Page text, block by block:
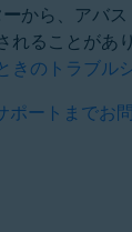
から、アバ
ることがあ
きのトラブル
ポートまでお